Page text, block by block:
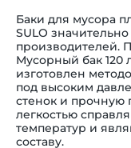
Баки для мусора
SULO
производителей.
Мусорный бак 120
изготовлен
под высоким
стенок и прочную
легкостью
температур и
составу.